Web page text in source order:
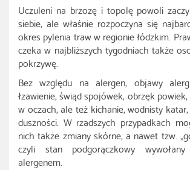
Uczuleni na brzozę i topolę powoli
siebie, ale właśnie rozpoczyna się
okres pylenia traw w regionie łódzkim.
czeka w najbliższych tygodniach także
pokrzywę.
Bez względu na alergen, objawy
łzawienie, świąd spojówek, obrzęk powiek,
w oczach, ale też kichanie, wodnisty
duszności. W rzadszych przypadkach
nich także zmiany skórne, a nawet tzw.
czyli stan podgorączkowy
alergenem.